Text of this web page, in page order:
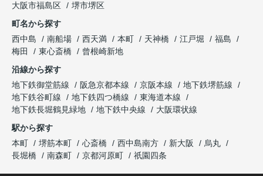
大阪市福島区
堺市堺区
町名から探す
西中島
南船場 西天満 本町 天神橋 江戸堀
福島
梅田
東心斎橋
曾根崎新地
沿線から探す
地下鉄御堂筋線
阪急京都本線 京阪本線
地下鉄堺筋線
地下鉄谷町線
地下鉄四つ橋線
東海道本線
地下鉄長堀鶴見緑地
地下鉄中央線
大阪環状線
駅から探す
本町
堺筋本町 心斎橋 西中島南方 新大阪
烏丸
長堀橋
南森町 京都河原町 祇園四条